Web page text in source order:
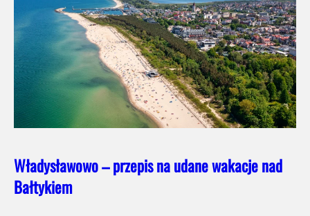
Władysławowo – przepis na udane wakacje nad
Bałtykiem